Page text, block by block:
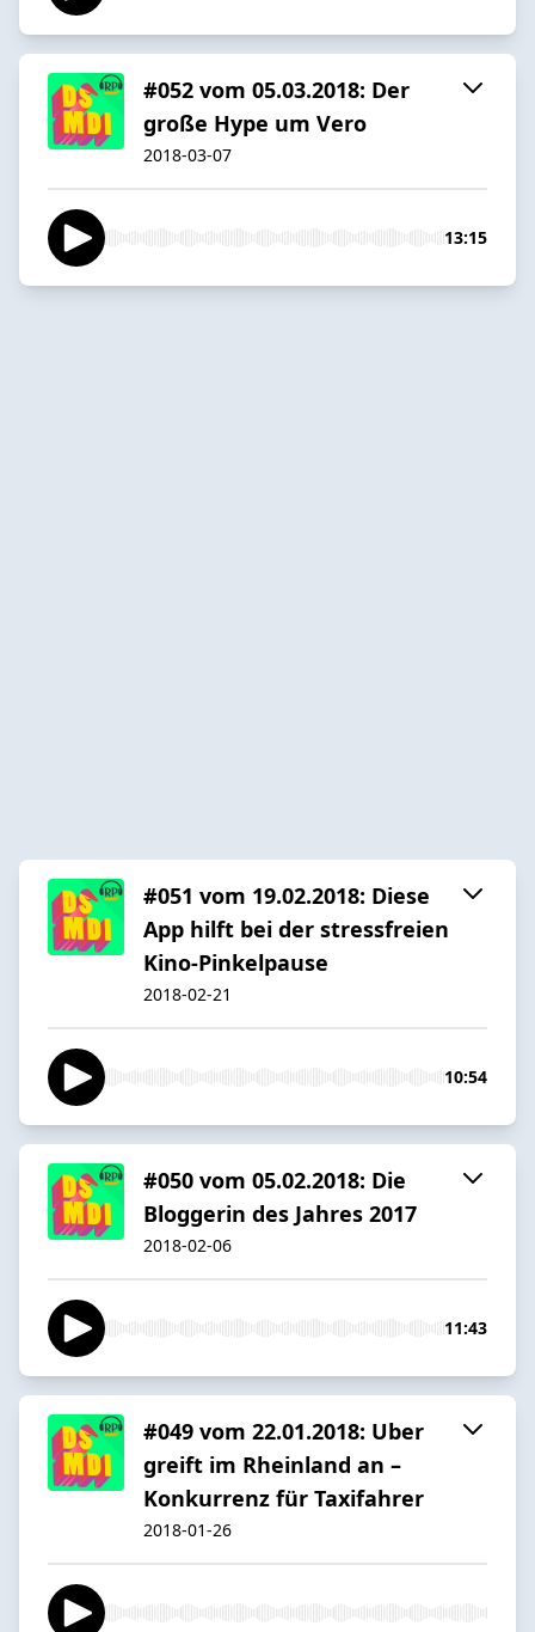
#052 vom 05.03.2018: Der
große Hype um Vero
2018-03-07
13:15
#051 vom 19.02.2018: Diese
App hilft bei der stressfreien
Kino-Pinkelpause
2018-02-21
10:54
#050 vom 05.02.2018: Die
Bloggerin des Jahres 2017
2018-02-06
11:43
#049 vom 22.01.2018: Uber
greift im Rheinland an –
Konkurrenz für Taxifahrer
2018-01-26